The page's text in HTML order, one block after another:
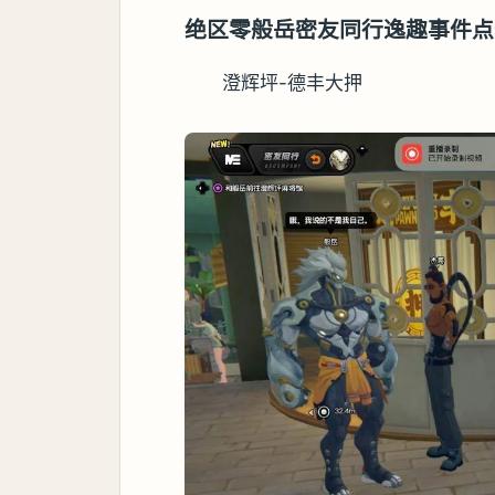
绝区零般岳密友同行逸趣事件
澄辉坪-德丰大押